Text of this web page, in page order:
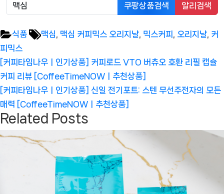
쿠팡상품검색 알리검색
식품 Tags:
맥심 맥심 커피믹스 오리지날 믹스커피 오리지날 커
피믹스
글
탐
색
Previous
Post:
[커피타임나우ㅣ인기상품] 커피로드 VTO 버츄오 호환 리필 캡슐
커피 리뷰 [CoffeeTimeNOWㅣ추천상품]
Next
Post:
[커피타임나우ㅣ인기상품] 신일 전기포트: 스텐 무선주전자의 모든
매력 [CoffeeTimeNOWㅣ추천상품]
Related Posts